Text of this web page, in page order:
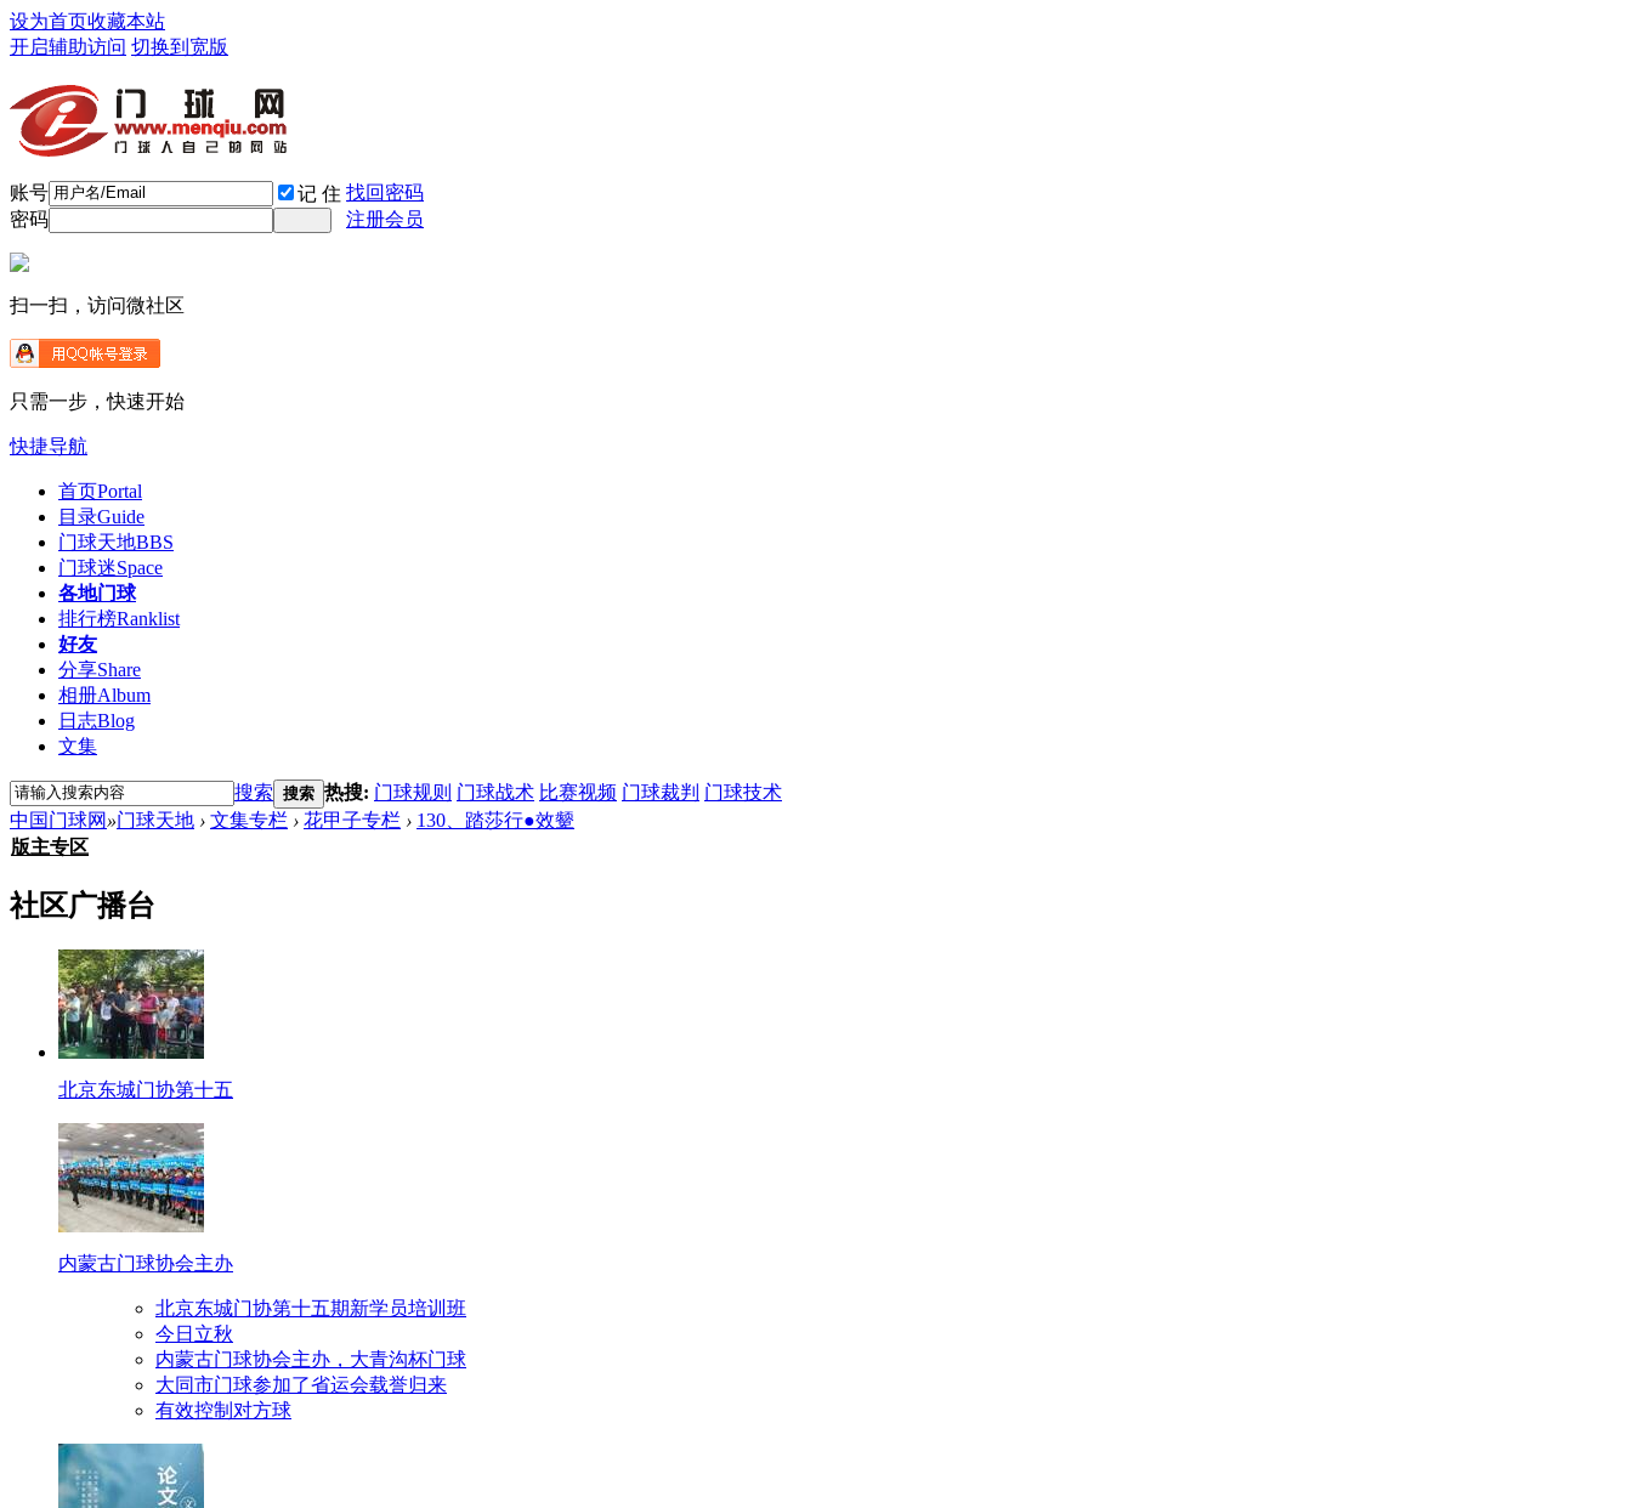
设为首页收藏本站
开启辅助访问 切换到宽版
账号 记 住 找回密码
密码
注册会员
扫一扫，访问微社区
只需一步，快速开始
快捷导航
首页Portal
目录Guide
门球天地BBS
门球迷Space
各地门球
排行榜Ranklist
好友
分享Share
相册Album
日志Blog
文集
搜索 搜索 热搜: 门球规则 门球战术 比赛视频 门球裁判 门球技术
中国门球网 »门球天地 › 文集专栏 › 花甲子专栏 › 130、踏莎行●效颦
版主专区
社区广播台
北京东城门协第十五
内蒙古门球协会主办
北京东城门协第十五期新学员培训班
今日立秋
内蒙古门球协会主办，大青沟杯门球
大同市门球参加了省运会载誉归来
有效控制对方球